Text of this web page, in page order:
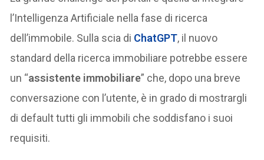
l’Intelligenza Artificiale nella fase di ricerca
dell’immobile. Sulla scia di ChatGPT, il nuovo
standard della ricerca immobiliare potrebbe essere
un “assistente immobiliare” che, dopo una breve
conversazione con l’utente, è in grado di mostrargli
di default tutti gli immobili che soddisfano i suoi
requisiti.